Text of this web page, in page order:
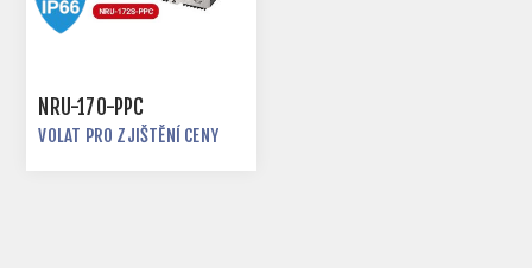
NRU-170-PPC
VOLAT PRO ZJIŠTĚNÍ CENY